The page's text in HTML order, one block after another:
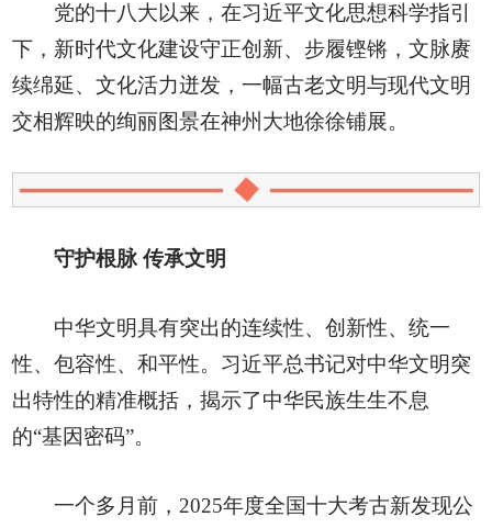
党的十八大以来，在习近平文化思想科学指引
下，新时代文化建设守正创新、步履铿锵，文脉赓
续绵延、文化活力迸发，一幅古老文明与现代文明
交相辉映的绚丽图景在神州大地徐徐铺展。
守护根脉 传承文明
中华文明具有突出的连续性、创新性、统一
性、包容性、和平性。习近平总书记对中华文明突
出特性的精准概括，揭示了中华民族生生不息
的“基因密码”。
一个多月前，2025年度全国十大考古新发现公